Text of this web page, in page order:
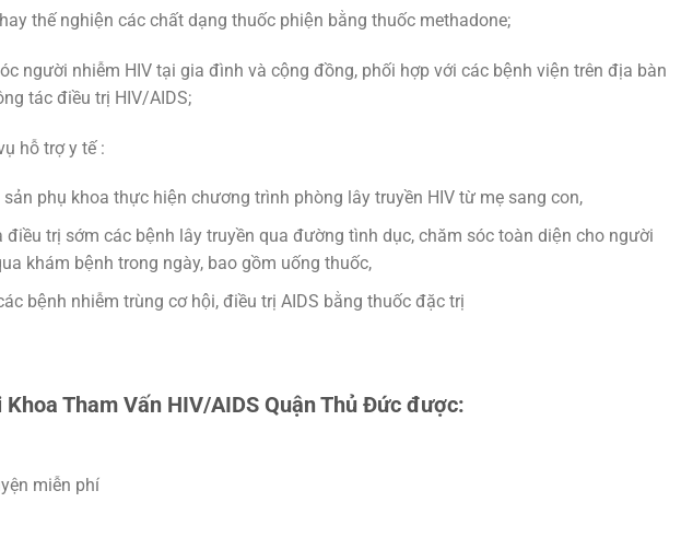
thế nghiện các chất dạng thuốc phiện bằng thuốc methadone;
người nhiễm HIV tại gia đình và cộng đồng, phối hợp với các bệnh viện trên địa bàn
tác điều trị HIV/AIDS;
hỗ trợ y tế :
phụ khoa thực hiện chương trình phòng lây truyền HIV từ mẹ sang con,
điều trị sớm các bệnh lây truyền qua đường tình dục, chăm sóc toàn diện cho người
khám bệnh trong ngày, bao gồm uống thuốc,
bệnh nhiễm trùng cơ hội, điều trị AIDS bằng thuốc đặc trị
Tham Vấn HIV/AIDS Quận Thủ Đức được:
miễn phí